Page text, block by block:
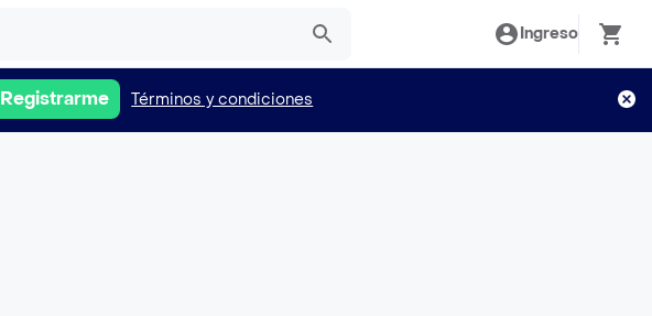
Ingreso
Registrarme Términos y condiciones